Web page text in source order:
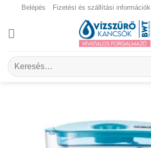
content
Belépés Fizetési és szállítási információk
Keresés
a